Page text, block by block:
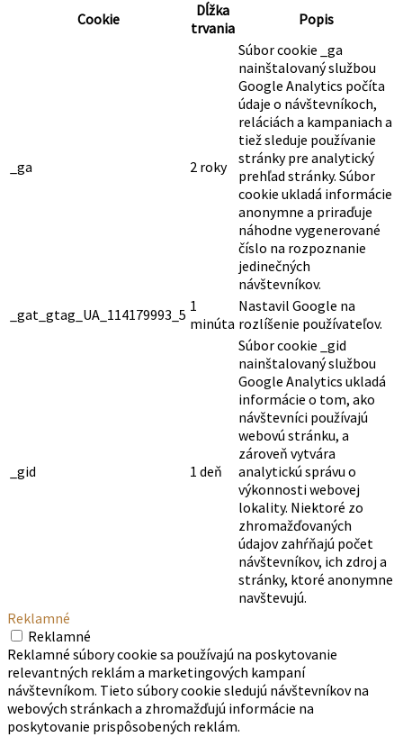
Cookie
Dĺžka
trvania
Popis
_ga 2 roky
Súbor cookie _ga
nainštalovaný službou
Google Analytics počíta
údaje o návštevníkoch,
reláciách a kampaniach a
tiež sleduje používanie
stránky pre analytický
prehľad stránky. Súbor
cookie ukladá informácie
anonymne a priraďuje
náhodne vygenerované
číslo na rozpoznanie
jedinečných
návštevníkov.
_gat_gtag_UA_114179993_5 1
minúta
Nastavil Google na
rozlíšenie používateľov.
_gid 1 deň
Súbor cookie _gid
nainštalovaný službou
Google Analytics ukladá
informácie o tom, ako
návštevníci používajú
webovú stránku, a
zároveň vytvára
analytickú správu o
výkonnosti webovej
lokality. Niektoré zo
zhromažďovaných
údajov zahŕňajú počet
návštevníkov, ich zdroj a
stránky, ktoré anonymne
navštevujú.
Reklamné
Reklamné
Reklamné súbory cookie sa používajú na poskytovanie
relevantných reklám a marketingových kampaní
návštevníkom. Tieto súbory cookie sledujú návštevníkov na
webových stránkach a zhromažďujú informácie na
poskytovanie prispôsobených reklám.